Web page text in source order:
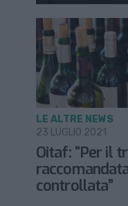
Oitaf: “Per il
controllata”
LE ALTRE NEWS
23 LUGLIO 2021